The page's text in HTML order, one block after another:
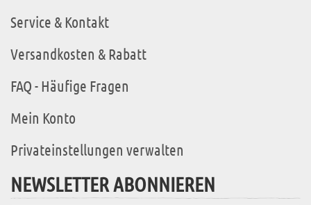
Service & Kontakt
Versandkosten & Rabatt
FAQ - Häufige Fragen
Mein Konto
Privateinstellungen verwalten
NEWSLETTER ABONNIEREN